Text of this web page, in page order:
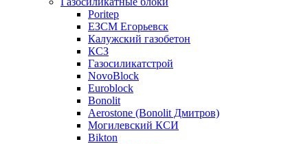
Poritep
ЕЗСМ Егорьевск
Калужский газобетон
КСЗ
Газосиликатстрой
NovoBlock
Euroblock
Bonolit
Aerostone (Bonolit Дмитров)
Могилевский КСИ
Bikton